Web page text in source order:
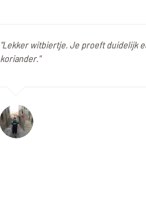
"Lekker witbiertje. Je proeft duidelijk
koriander."